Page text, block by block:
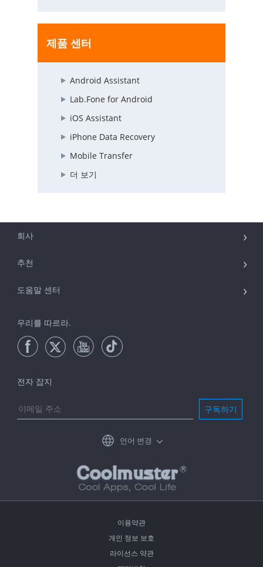
제품 센터
Android Assistant
Lab.Fone for Android
iOS Assistant
iPhone Data Recovery
Mobile Transfer
더 보기
회사
추천
도움말 센터
우리를 따르라.
전자 잡지
구독하기
언어 변경
이용약관
개인 정보 보호
라이선스 약관